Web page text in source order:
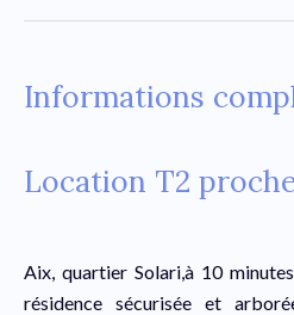
Informations
Location T2
Aix, quartier Solari,à 10
résidence sécurisée et